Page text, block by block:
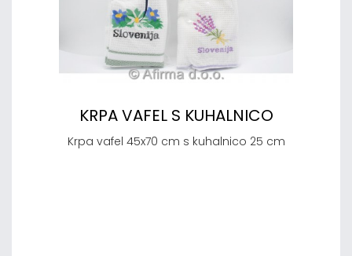
KRPA VAFEL S KUHALNICO
Krpa vafel 45x70 cm s kuhalnico 25 cm